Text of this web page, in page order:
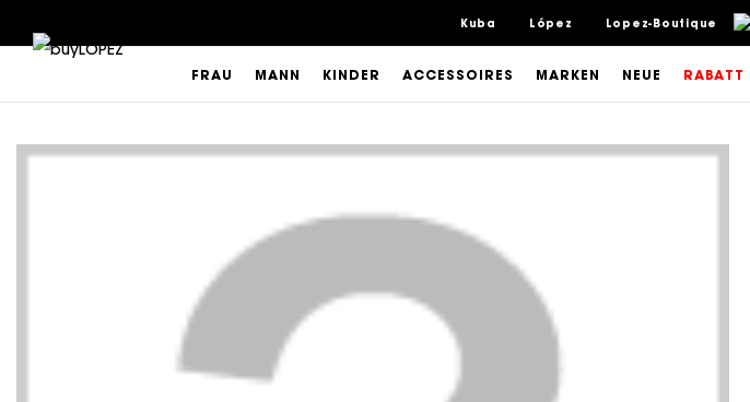
Kuba López Lopez-Boutique
FRAU MANN KINDER ACCESSOIRES MARKEN NEUE RABATT